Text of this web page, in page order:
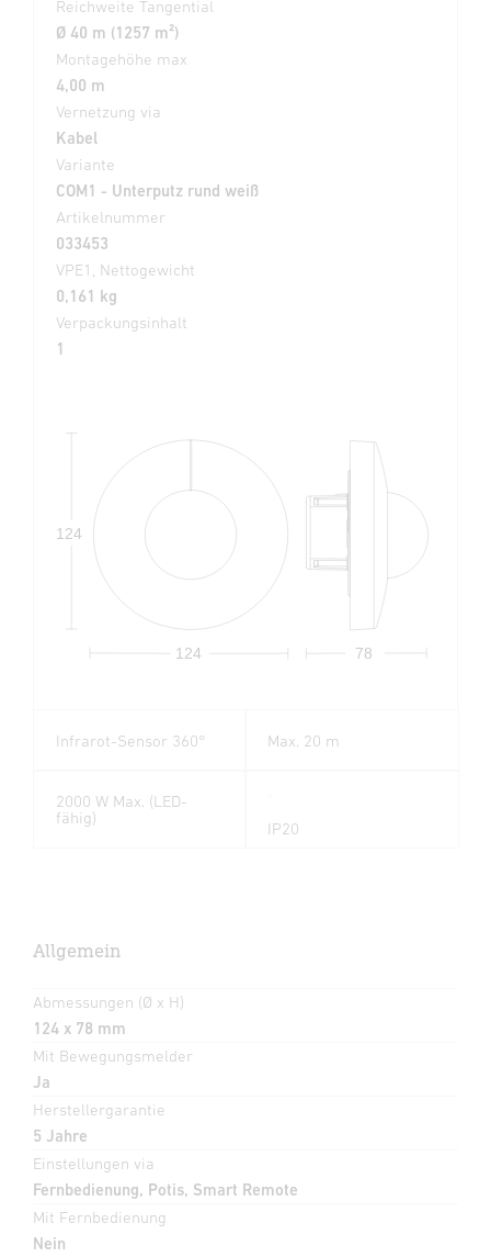
Reichweite Tangential
Ø 40 m (1257 m²)
Montagehöhe max
4,00 m
Vernetzung via
Kabel
Variante
COM1 - Unterputz rund weiß
Artikelnummer
033453
VPE1, Nettogewicht
0,161 kg
Verpackungsinhalt
1
78
124
124
Infrarot-Sensor 360° Max. 20 m
2000 W Max. (LED-
fähig)
IP20
Allgemein
Abmessungen (Ø x H)
124 x 78 mm
Mit Bewegungsmelder
Ja
Herstellergarantie
5 Jahre
Einstellungen via
Fernbedienung, Potis, Smart Remote
Mit Fernbedienung
Nein